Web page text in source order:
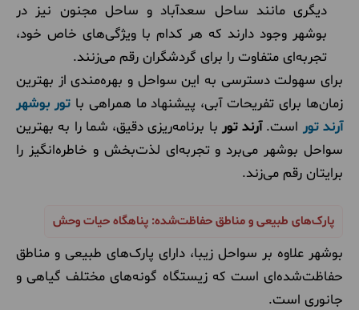
دیگری مانند ساحل سعدآباد و ساحل مجنون نیز در
بوشهر وجود دارند که هر کدام با ویژگی‌های خاص خود،
تجربه‌ای متفاوت را برای گردشگران رقم می‌زنند.
برای سهولت دسترسی به این سواحل و بهره‌مندی از بهترین
زمان‌ها برای تفریحات آبی، پیشنهاد ما همراهی باتور بوشهر
آرند تور است.آرند تور با برنامه‌ریزی دقیق، شما را به بهترین
سواحل بوشهر می‌برد و تجربه‌ای لذت‌بخش و خاطره‌انگیز را
برایتان رقم می‌زند.
پارک‌های طبیعی و مناطق حفاظت‌شده: پناهگاه حیات وحش
بوشهر علاوه بر سواحل زیبا، دارای پارک‌های طبیعی و مناطق
حفاظت‌شده‌ای است که زیستگاه گونه‌های مختلف گیاهی و
جانوری است.